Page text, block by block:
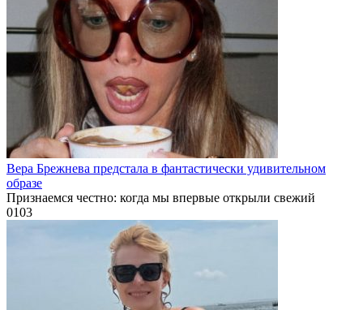
Вера Брежнева предстала в фантастически удивительном
образе
Признаемся честно: когда мы впервые открыли свежий
0103